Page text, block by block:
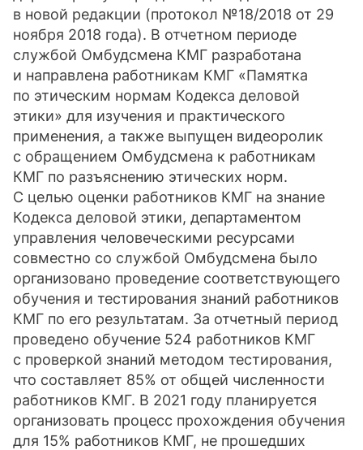
в новой редакции (протокол №18/2018 от 29
ноября 2018 года). В отчетном периоде
службой Омбудсмена КМГ разработана
и направлена работникам КМГ «Памятка
по этическим нормам Кодекса деловой
этики» для изучения и практического
применения, а также выпущен видеоролик
с обращением Омбудсмена к работникам
КМГ по разъяснению этических норм.
С целью оценки работников КМГ на знание
Кодекса деловой этики, департаментом
управления человеческими ресурсами
совместно со службой Омбудсмена было
организовано проведение соответствующего
обучения и тестирования знаний работников
КМГ по его результатам. За отчетный период
проведено обучение 524 работников КМГ
с проверкой знаний методом тестирования,
что составляет 85% от общей численности
работников КМГ. В 2021 году планируется
организовать процесс прохождения обучения
для 15% работников КМГ, не прошедших